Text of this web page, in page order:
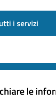
i servizi
le